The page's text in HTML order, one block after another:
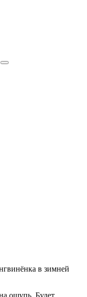
в зимней
ощупь. Будет